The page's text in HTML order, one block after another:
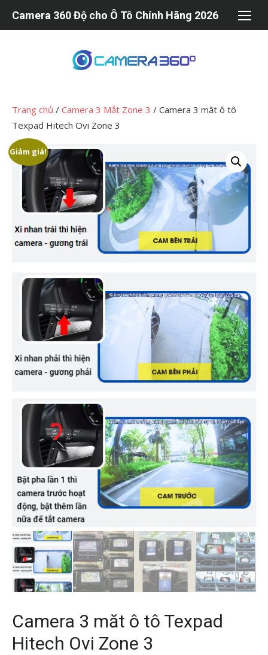
Camera 360 Độ cho Ô Tô Chính Hãng 2026
Trang chủ / Camera 3 Mắt Zone 3 / Camera 3 măt ô tô
Texpad Hitech Ovi Zone 3
Giảm giá!
Camera 3 măt ô tô Texpad
Hitech Ovi Zone 3